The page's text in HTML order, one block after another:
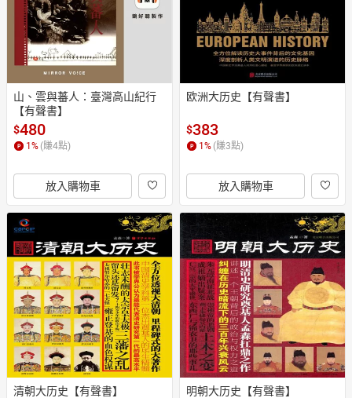
山、雲與蕃人：臺灣高山紀行
【有聲書】
$480
1% (賺4點)
放入購物車
欧洲大历史【有聲書】
$383
1% (賺3點)
放入購物車
清朝大历史【有聲書】 明朝大历史【有聲書】